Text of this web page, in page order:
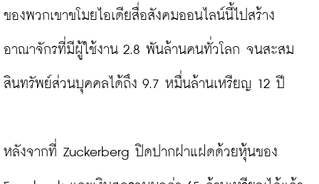
ของพวกเขาขโมยไอเดียสื่อสังคมออนไลน์นี้ไปสร้าง
อาณาจักรที่มีผู้ใช้งาน 2.8 พันล้านคนทั่วโลก จนสะสม
สินทรัพย์ส่วนบุคคลได้ถึง 9.7 หมื่นล้านเหรียญ 12 ปี
หลังจากที่ Zuckerberg ปิดปากฝาแฝดด้วยหุ้นของ